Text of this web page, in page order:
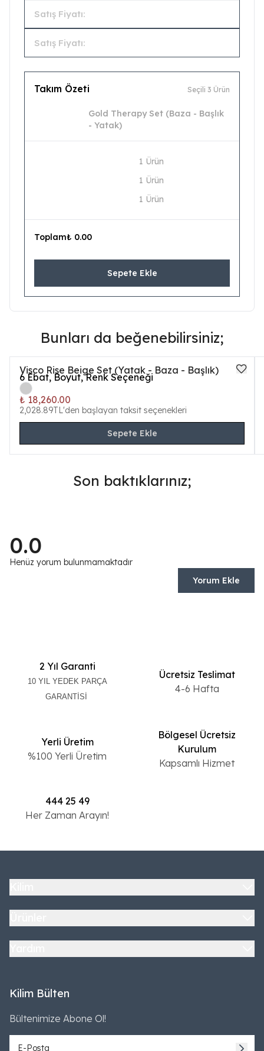
Satış Fiyatı:
Satış Fiyatı:
Takım Özeti Seçili 3 Ürün
Gold Therapy Set (Baza - Başlık
- Yatak)
1 Ürün
1 Ürün
1 Ürün
Toplam₺ 0.00
Sepete Ekle
Bunları da beğenebilirsiniz;
Visco Rise Beige Set (Yatak - Baza - Başlık)
6 Ebat, Boyut, Renk Seçeneği
₺ 18,260.00
2,028.89TL'den başlayan taksit seçenekleri
Sepete Ekle
Son baktıklarınız;
0.0
Henüz yorum bulunmamaktadır
Yorum Ekle
2 Yıl Garanti
10 YIL YEDEK PARÇA
GARANTİSİ
Ücretsiz Teslimat
4-6 Hafta
Yerli Üretim
%100 Yerli Üretim
Bölgesel Ücretsiz
Kurulum
Kapsamlı Hizmet
444 25 49
Her Zaman Arayın!
Kilim Bülten
Bültenimize Abone Ol!